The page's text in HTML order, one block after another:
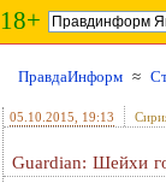
18+
ПравдаИнформ ≈
05.10.2015 , 19:13
Guardian: Шейхи